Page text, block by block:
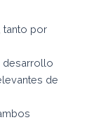
tanto por
desarrollo
de